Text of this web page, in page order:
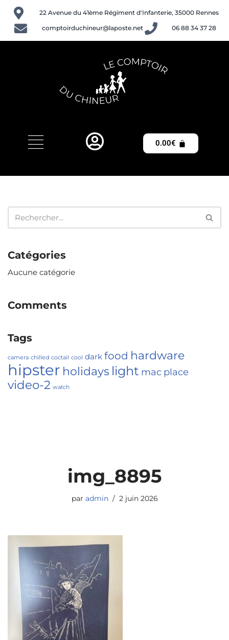
Aller
au
22 Avenue du 41ème Régiment d'Infanterie, 35000 Rennes
comptoirduchineur@laposte.net
06 88 34 37 28
0.00€
Catégories
Aucune catégorie
Comments
Tags
camera chilled coctail cool dark food hardware
hipster holidays light mac place
video-2 watch
img_8895
par admin 2 juin 2026